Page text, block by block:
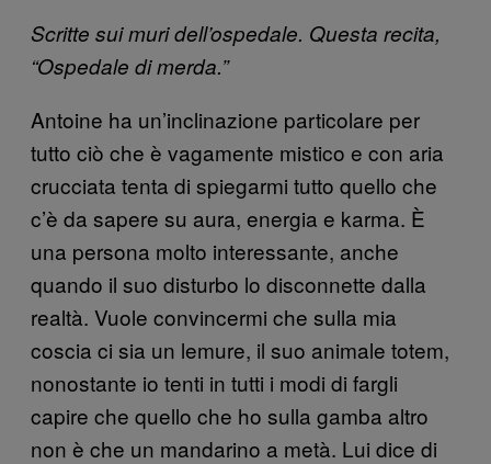
Scritte sui muri dell’ospedale. Questa recita,
“Ospedale di merda.”
Antoine ha un’inclinazione particolare per
tutto ciò che è vagamente mistico e con aria
crucciata tenta di spiegarmi tutto quello che
c’è da sapere su aura, energia e karma. È
una persona molto interessante, anche
quando il suo disturbo lo disconnette dalla
realtà. Vuole convincermi che sulla mia
coscia ci sia un lemure, il suo animale totem,
nonostante io tenti in tutti i modi di fargli
capire che quello che ho sulla gamba altro
non è che un mandarino a metà. Lui dice di